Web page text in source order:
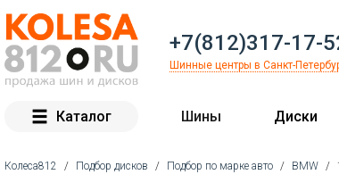
+7(812)317-17-
Шинные центры в Санкт-
Каталог Шины Диски
Колеса812 / Подбор дисков / Подбор по марке авто / BMW /